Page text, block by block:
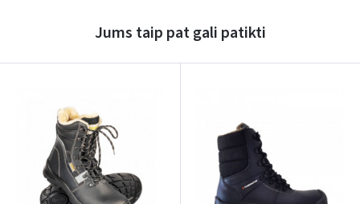
Jums taip pat gali patikti
Facebook
Dar neturite paskyros? Registruokites